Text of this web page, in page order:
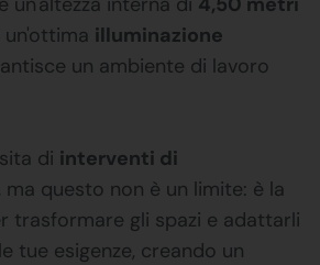
un'ottima illuminazione
un ambiente di lavoro
di interventi di
, ma questo non è un limite: è la
trasformare gli spazi e adattarli
tue esigenze, creando un